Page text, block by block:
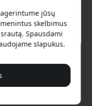
kaina
jūsų
skelbimus
Spausdami
slapukus.
visą kainą.